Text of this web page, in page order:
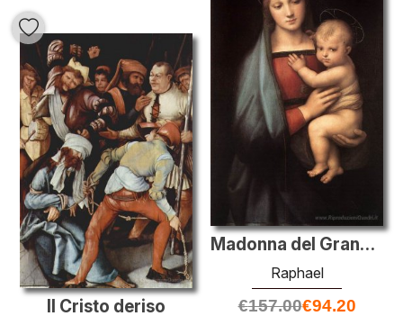
Madonna del Granduca
Raphael
€157.00€94.20
Il Cristo deriso